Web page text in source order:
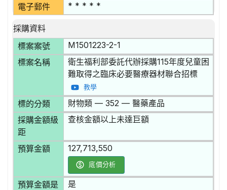
電子郵件 * * * * *
採購資料
標案案號
M1501223-2-1
標案名稱
衛生福利部委託代辦採購115年度兒童困
難取得之臨床必要醫療器材聯合招標
教學
標的分類 財物類 — 352 — 醫藥產品
採購金額級
距
查核金額以上未達巨額
預算金額 127,713,550
底價分析
預算金額是
是